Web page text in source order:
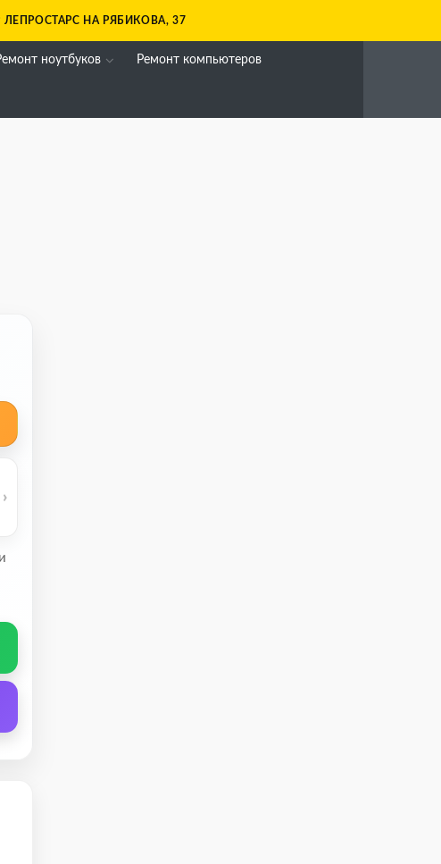
НА РЯБИКОВА, 37
ноутбуков Ремонт компьютеров